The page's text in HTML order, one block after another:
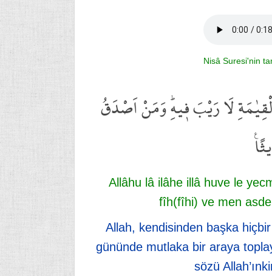
Nisâ Suresi'nin
لَا رَيْبَ ف۪يهِۜ وَمَنْ اَصْدَقُ
Allâhu lâ ilâhe illâ huve le
fîh(fîhi) ve men
Allah, kendisinden başka
gününde mutlaka bir araya
sözü